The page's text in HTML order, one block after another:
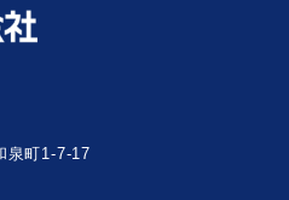
泉町1-7-17